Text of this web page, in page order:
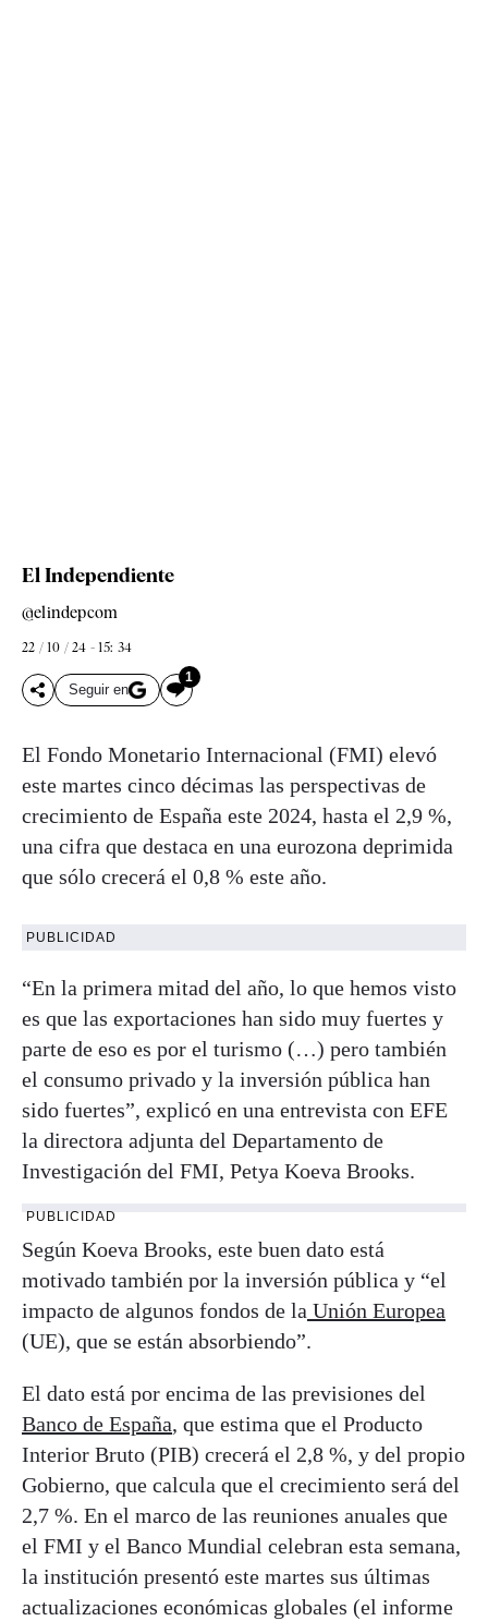
El Independiente
@elindepcom
22 / 10 / 24 - 15: 34
Seguir en
1
El Fondo Monetario Internacional (FMI) elevó
este martes cinco décimas las perspectivas de
crecimiento de España este 2024, hasta el 2,9 %,
una cifra que destaca en una eurozona deprimida
que sólo crecerá el 0,8 % este año.
PUBLICIDAD
“En la primera mitad del año, lo que hemos visto
es que las exportaciones han sido muy fuertes y
parte de eso es por el turismo (…) pero también
el consumo privado y la inversión pública han
sido fuertes”, explicó en una entrevista con EFE
la directora adjunta del Departamento de
Investigación del FMI, Petya Koeva Brooks.
PUBLICIDAD
Según Koeva Brooks, este buen dato está
motivado también por la inversión pública y “el
impacto de algunos fondos de la Unión Europea
(UE), que se están absorbiendo”.
El dato está por encima de las previsiones del
Banco de España, que estima que el Producto
Interior Bruto (PIB) crecerá el 2,8 %, y del propio
Gobierno, que calcula que el crecimiento será del
2,7 %. En el marco de las reuniones anuales que
el FMI y el Banco Mundial celebran esta semana,
la institución presentó este martes sus últimas
actualizaciones económicas globales (el informe